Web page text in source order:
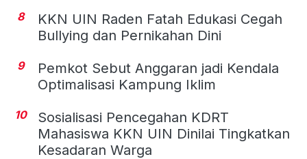
8
KKN UIN Raden Fatah Edukasi Cegah
Bullying dan Pernikahan Dini
9
Pemkot Sebut Anggaran jadi Kendala
Optimalisasi Kampung Iklim
10
Sosialisasi Pencegahan KDRT
Mahasiswa KKN UIN Dinilai Tingkatkan
Kesadaran Warga